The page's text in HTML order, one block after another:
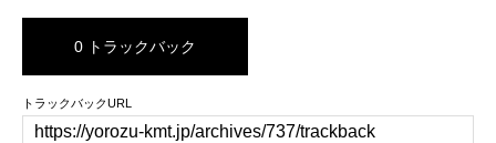
0 トラックバック
トラックバックURL